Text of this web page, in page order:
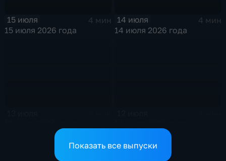
15 июля
4 мин
15 июля 2026 года
14 июля
4 мин
14 июля 2026 года
Показать все выпуски